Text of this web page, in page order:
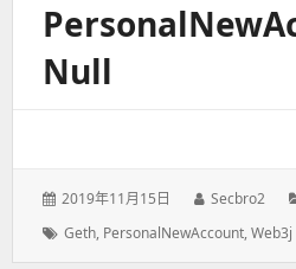
Null
发
于：
2019年11月15日
作
Secbro2
标
Geth, PersonalNewAccount,Web3j